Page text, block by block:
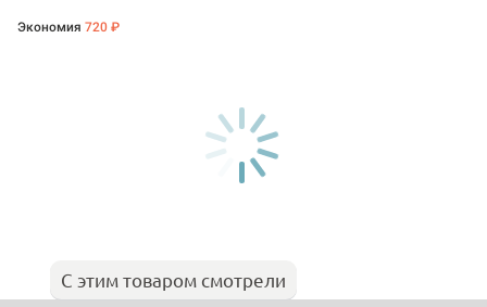
Экономия 720 ₽
С этим товаром смотрели